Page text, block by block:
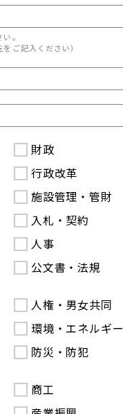
。
ご記入ください）
財政
行政改革
施設管理・管財
入札・契約
人事
公文書・法規
人権・男女共同
環境・エネルギー
防災・防犯
商工